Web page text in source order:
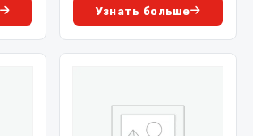
Узнать больше